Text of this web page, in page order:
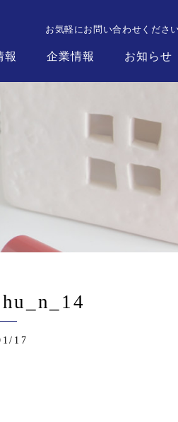
お気軽にお問い合わせくださ
報 企業情報 お知らせ
17